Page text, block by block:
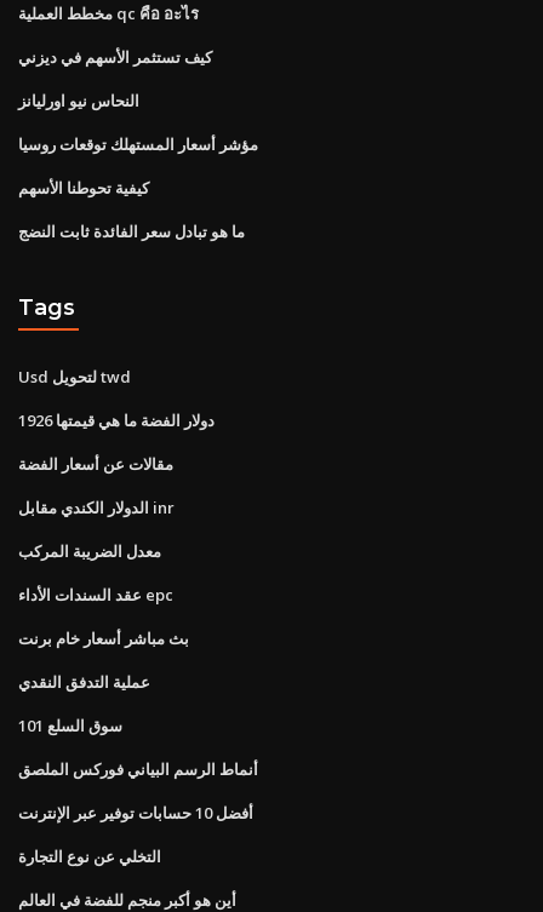
مخطط العملية qc คือ อะไร
كيف تستثمر الأسهم في ديزني
النحاس نيو اورليانز
مؤشر أسعار المستهلك توقعات روسيا
كيفية تحوطنا الأسهم
ما هو تبادل سعر الفائدة ثابت النضج
Tags
Usd لتحويل twd
1926 دولار الفضة ما هي قيمتها
مقالات عن أسعار الفضة
الدولار الكندي مقابل inr
معدل الضريبة المركب
عقد السندات الأداء epc
بث مباشر أسعار خام برنت
عملية التدفق النقدي
سوق السلع 101
أنماط الرسم البياني فوركس الملصق
أفضل 10 حسابات توفير عبر الإنترنت
التخلي عن نوع التجارة
أين هو أكبر منجم للفضة في العالم